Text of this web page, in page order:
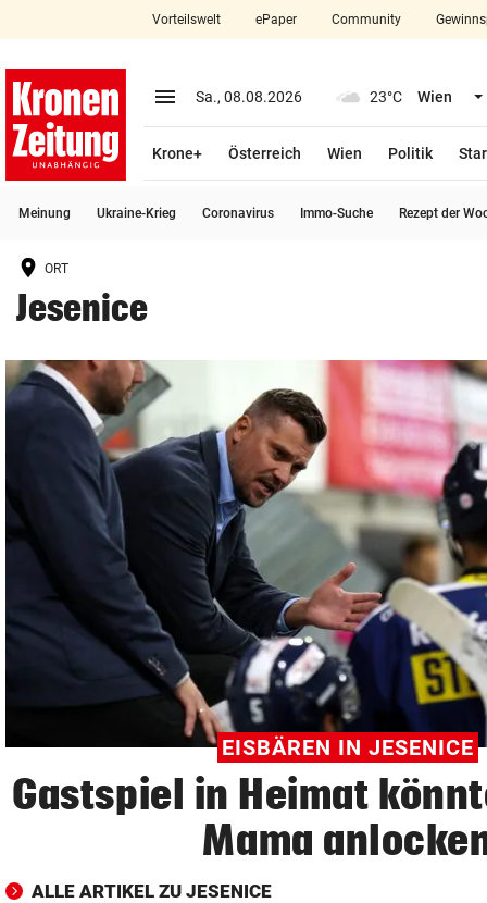
closeSchließen
account_circle Anmelden
arrow_right
bookmark Merkliste
search
Suchbegriff
eingeben
© Krone Multimedia GmbH & Co KG 2026
Muthgasse 2, 1190 Wien
Vorteilswelt ePaper Community
menu Menü aufklappen
Sa., 08.08.2026 23°C Wien
Krone+ Österreich Wien Politik
Meinung Ukraine-Krieg Coronavirus Immo-Suche Rezept der
ORT
Jesenice
EISBÄREN IN JESENICE
Gastspiel in Heimat
Mama
ALLE ARTIKEL ZU JESENICE